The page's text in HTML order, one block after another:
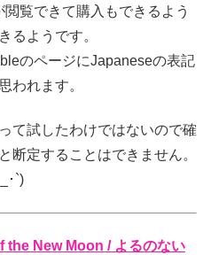
覧できて購入もできるよう
るようです。
のページにJapaneseの表記
われます。
て試したわけではないので確
断定することはできません。
･`)
New Moon / よるのない